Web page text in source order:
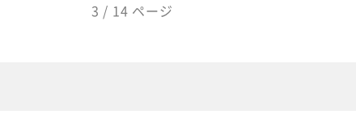
3 / 14 ページ